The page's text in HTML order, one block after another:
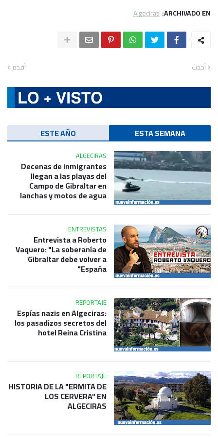
ARCHIVADO EN:
Algeciras
أحدث أقدم
ESTA SEMANA
ESTE AÑO
ALGECIRAS
Decenas de inmigrantes
llegan a las playas del
Campo de Gibraltar en
lanchas y motos de agua
ENTREVISTAS
Entrevista a Roberto
Vaquero: "La soberanía de
Gibraltar debe volver a
España"
REPORTAJE
Espías nazis en Algeciras:
los pasadizos secretos del
hotel Reina Cristina
REPORTAJE
HISTORIA DE LA "ERMITA DE
LOS CERVERA" EN
ALGECIRAS